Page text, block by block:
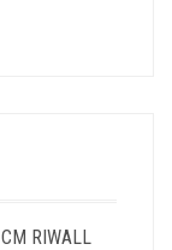
RIWALL